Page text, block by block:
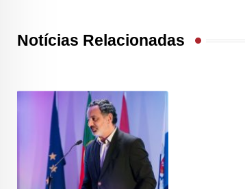
Notícias Relacionadas